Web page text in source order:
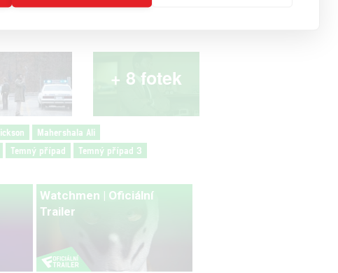
+ 8 fotek
Mahershala Ali
Temný případ
Temný případ 3
Watchmen | Oficiální
Trailer